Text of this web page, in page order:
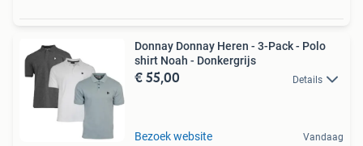
Donnay Donnay Heren - 3-Pack - Polo
shirt Noah - Donkergrijs
€ 55,00 Details
Bezoek website Vandaag